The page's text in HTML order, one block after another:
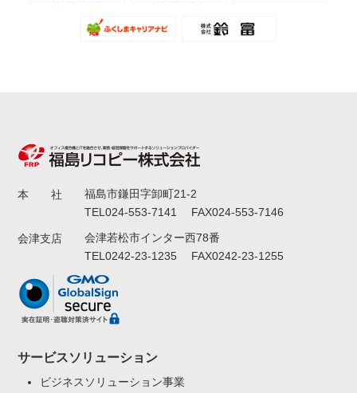
本 社
福島市鎌田字卸町21-2
TEL024-553-7141 FAX024-553-7146
会津支店
会津若松市インター西78番
TEL0242-23-1235 FAX0242-23-1255
サービスソリューション
ビジネスソリューション事業